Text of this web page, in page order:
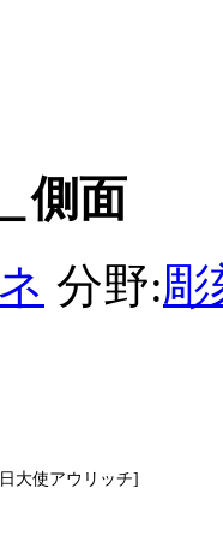
側面
分野:彫
大使アウリッチ]